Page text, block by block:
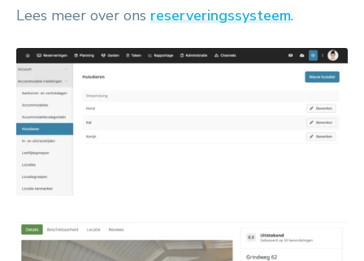
Lees meer over ons reserveringssysteem.